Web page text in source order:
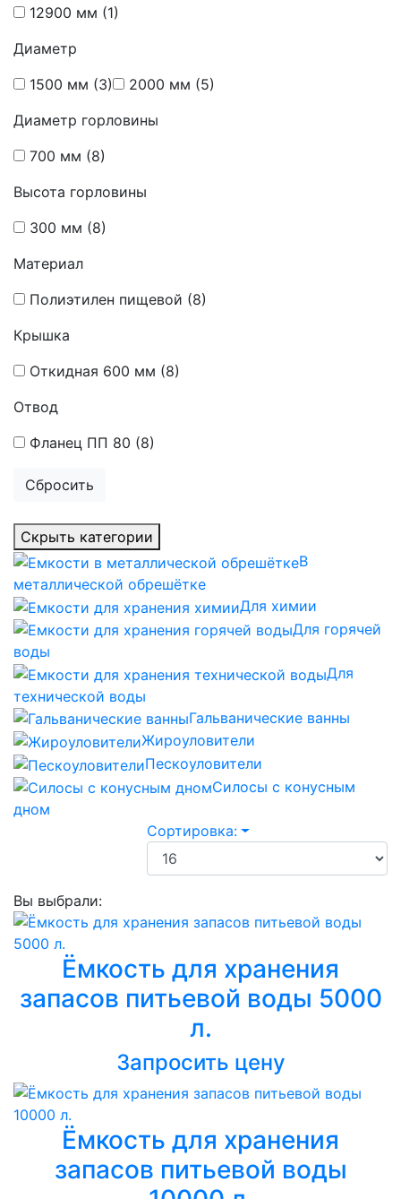
12900 мм (1)
Диаметр
1500 мм (3) 2000 мм (5)
Диаметр горловины
700 мм (8)
Высота горловины
300 мм (8)
Материал
Полиэтилен пищевой (8)
Крышка
Откидная 600 мм (8)
Отвод
Фланец ПП 80 (8)
Сбросить
Скрыть категории
В
металлической обрешётке
Для химии
Для горячей
воды
Для
технической воды
Гальванические ванны
Жироуловители
Пескоуловители
Силосы с конусным
дном
Сортировка:
Вы выбрали:
Ёмкость для хранения
запасов питьевой воды 5000
л.
Запросить цену
Ёмкость для хранения
запасов питьевой воды